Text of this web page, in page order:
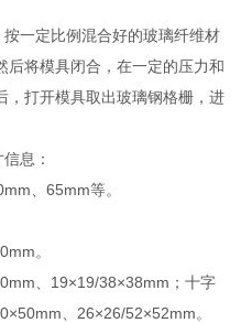
按一定比例混合好的玻璃纤维材
后将模具闭合，在一定的压力和
，打开模具取出玻璃钢格栅，进
息：
、65mm等。
。
、19×19/38×38mm；十字
、26×26/52×52mm。